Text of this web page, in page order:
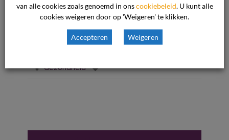
Lees verder
8 april 2019
 Gezondheid 
van alle cookies zoals genoemd in onscookiebeleid. U kunt alle
cookies weigeren door op 'Weigeren' te klikken.
Accepteren Weigeren